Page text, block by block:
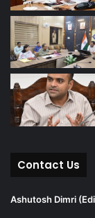
Contact Us
Ashutosh Dimri